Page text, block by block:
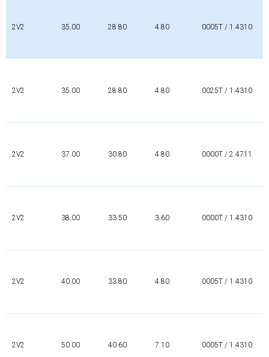
2V2 35.00 28.80 4.80 0005T / 1.4310
2V2 35.00 28.80 4.80 0025T / 1.4310
2V2 37.00 30.80 4.80 0000T / 2.4711
2V2 38.00 33.50 3.60 0000T / 1.4310
2V2 40.00 33.80 4.80 0005T / 1.4310
2V2 50.00 40.60 7.10 0005T / 1.4310